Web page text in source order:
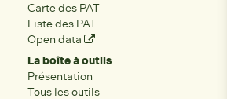
Carte des PAT
Liste des PAT
Open data
La boîte à outils
Présentation
Tous les outils